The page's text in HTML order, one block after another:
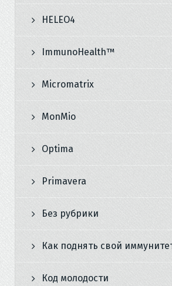
HELEO4
ImmunoHealth™
Micromatrix
MonMio
Optima
Primavera
Без рубрики
Как поднять свой
Код молодости